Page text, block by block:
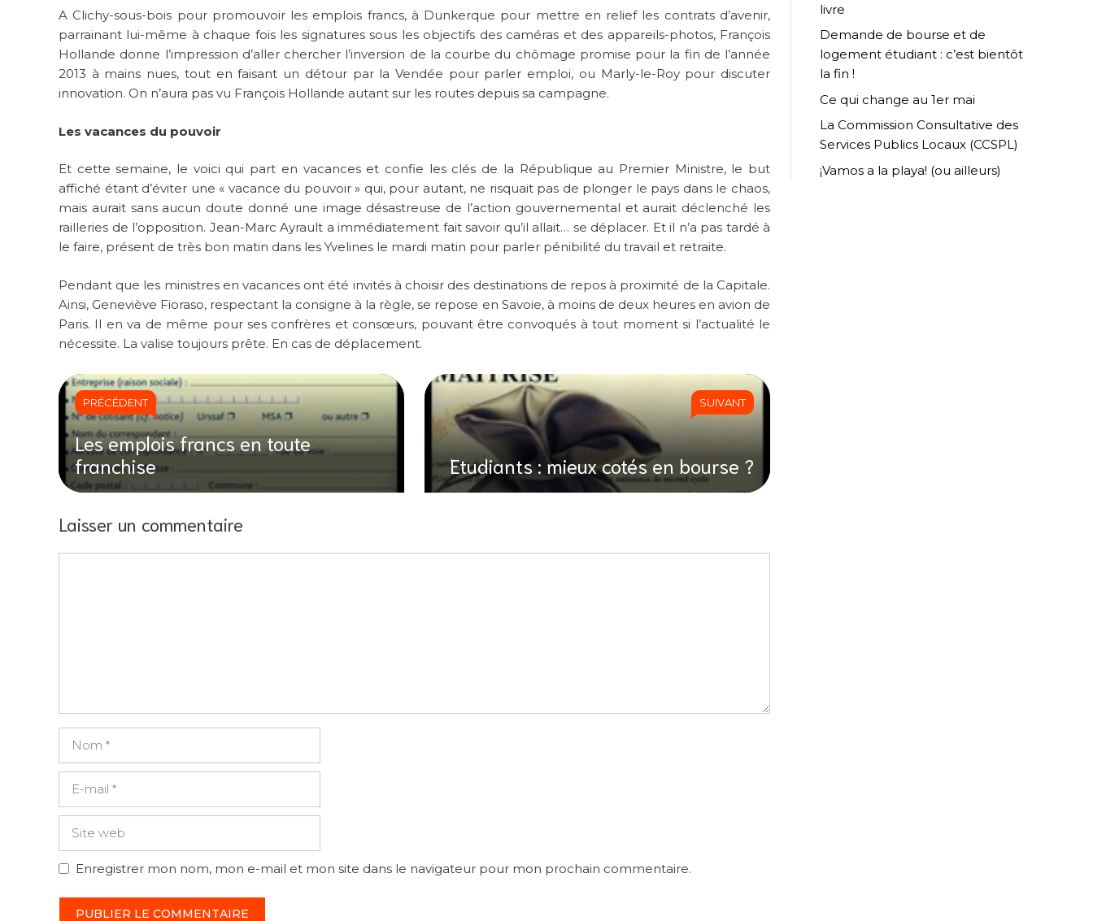
A Clichy-sous-bois pour promouvoir les emplois francs, à Dunkerque pour mettre en relief les contrats d’avenir,
parrainant lui-même à chaque fois les signatures sous les objectifs des caméras et des appareils-photos, François
Hollande donne l’impression d’aller chercher l’inversion de la courbe du chômage promise pour la fin de l’année
2013 à mains nues, tout en faisant un détour par la Vendée pour parler emploi, ou Marly-le-Roy pour discuter
innovation. On n’aura pas vu François Hollande autant sur les routes depuis sa campagne.
Les vacances du pouvoir
Et cette semaine, le voici qui part en vacances et confie les clés de la République au Premier Ministre, le but
affiché étant d’éviter une « vacance du pouvoir » qui, pour autant, ne risquait pas de plonger le pays dans le chaos,
mais aurait sans aucun doute donné une image désastreuse de l’action gouvernemental et aurait déclenché les
railleries de l’opposition. Jean-Marc Ayrault a immédiatement fait savoir qu’il allait… se déplacer. Et il n’a pas tardé à
le faire, présent de très bon matin dans les Yvelines le mardi matin pour parler pénibilité du travail et retraite.
Pendant que les ministres en vacances ont été invités à choisir des destinations de repos à proximité de la Capitale.
Ainsi, Geneviève Fioraso, respectant la consigne à la règle, se repose en Savoie, à moins de deux heures en avion de
Paris. Il en va de même pour ses confrères et consœurs, pouvant être convoqués à tout moment si l’actualité le
nécessite. La valise toujours prête. En cas de déplacement.
PRÉCÉDENT
Les emplois francs en toute
franchise
SUIVANT
Etudiants : mieux cotés en bourse ?
Laisser un commentaire
Enregistrer mon nom, mon e-mail et mon site dans le navigateur pour mon prochain commentaire.
livre
Demande de bourse et de
logement étudiant : c’est bientôt
la fin !
Ce qui change au 1er mai
La Commission Consultative des
Services Publics Locaux (CCSPL)
¡Vamos a la playa! (ou ailleurs)